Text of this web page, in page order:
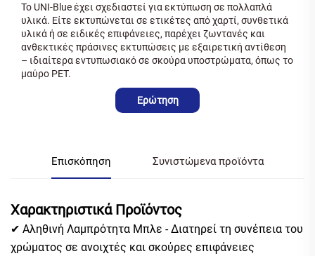
Το UNI-Blue έχει σχεδιαστεί για εκτύπωση σε πολλαπλά
υλικά. Είτε εκτυπώνεται σε ετικέτες από χαρτί, συνθετικά
υλικά ή σε ειδικές επιφάνειες, παρέχει ζωντανές και
ανθεκτικές πράσινες εκτυπώσεις με εξαιρετική αντίθεση
– ιδιαίτερα εντυπωσιακό σε σκούρα υποστρώματα, όπως το
μαύρο PET.
Ερώτηση
Επισκόπηση Συνιστώμενα προϊόντα
Χαρακτηριστικά Προϊόντος
✔ Αληθινή Λαμπρότητα Μπλε - Διατηρεί τη συνέπεια του
χρώματος σε ανοιχτές και σκούρες επιφάνειες